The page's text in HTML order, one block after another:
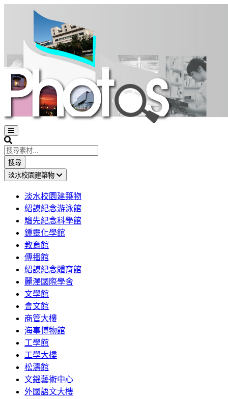
Open
sidebar
Search
搜尋
淡水校園建築物
淡水校園建築物
紹謨紀念游泳館
騮先紀念科學館
鍾靈化學館
教育館
傳播館
紹謨紀念體育館
麗澤國際學舍
文學館
會文館
商管大樓
海事博物館
工學館
工學大樓
松濤館
文錙藝術中心
外國語文大樓